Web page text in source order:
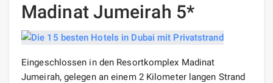
Madinat Jumeirah 5*
Eingeschlossen in den Resortkomplex Madinat
Jumeirah, gelegen an einem 2 Kilometer langen Strand